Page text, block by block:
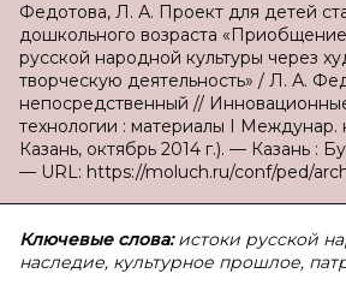
Федотова, Л. А. Проект для детей
дошкольного возраста
русской народной культуры через
творческую деятельность» / Л. А.
непосредственный //
технологии : материалы I Междунар.
Казань, октябрь 2014 г.). — Казань :
— URL: https://moluch.ru/conf/ped/
Ключевые слова: истоки русской
наследие, культурное прошлое,